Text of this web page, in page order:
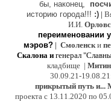
бы, наконец,
историю города!!! :) |
И.И.
переименовании
мэров? | Смоленски
Скалона и генерал
кладбище |
30.09.21-
прикрытый путь и...
проекта с 13.11.2020 по